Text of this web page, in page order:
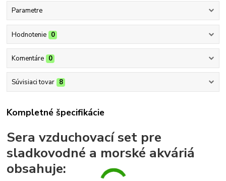
Parametre
Hodnotenie 0
Komentáre 0
Súvisiaci tovar 8
Kompletné špecifikácie
Sera vzduchovací set pre
sladkovodné a morské akváriá
obsahuje: